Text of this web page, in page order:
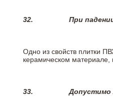
32. При
Одно из свойств плитки
керамическом материале,
33.Допустимо